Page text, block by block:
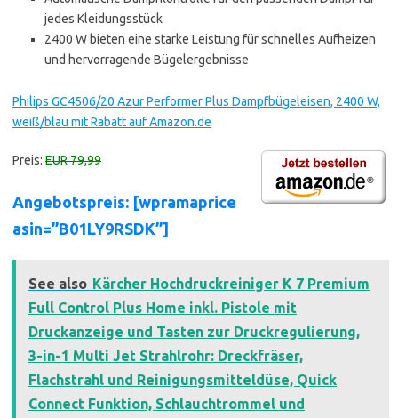
jedes Kleidungsstück
2400 W bieten eine starke Leistung für schnelles Aufheizen
und hervorragende Bügelergebnisse
Philips GC4506/20 Azur Performer Plus Dampfbügeleisen, 2400 W,
weiß/blau mit Rabatt auf Amazon.de
Preis: EUR 79,99
Angebotspreis: [wpramaprice
asin=”B01LY9RSDK”]
See also Kärcher Hochdruckreiniger K 7 Premium
Full Control Plus Home inkl. Pistole mit
Druckanzeige und Tasten zur Druckregulierung,
3-in-1 Multi Jet Strahlrohr: Dreckfräser,
Flachstrahl und Reinigungsmitteldüse, Quick
Connect Funktion, Schlauchtrommel und